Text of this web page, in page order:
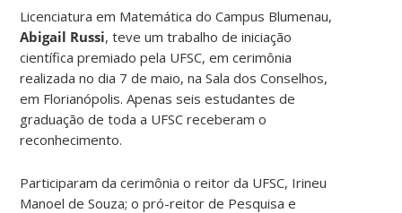
Licenciatura em Matemática do Campus Blumenau,
Abigail Russi, teve um trabalho de iniciação
científica premiado pela UFSC, em cerimônia
realizada no dia 7 de maio, na Sala dos Conselhos,
em Florianópolis. Apenas seis estudantes de
graduação de toda a UFSC receberam o
reconhecimento.
Participaram da cerimônia o reitor da UFSC, Irineu
Manoel de Souza; o pró-reitor de Pesquisa e